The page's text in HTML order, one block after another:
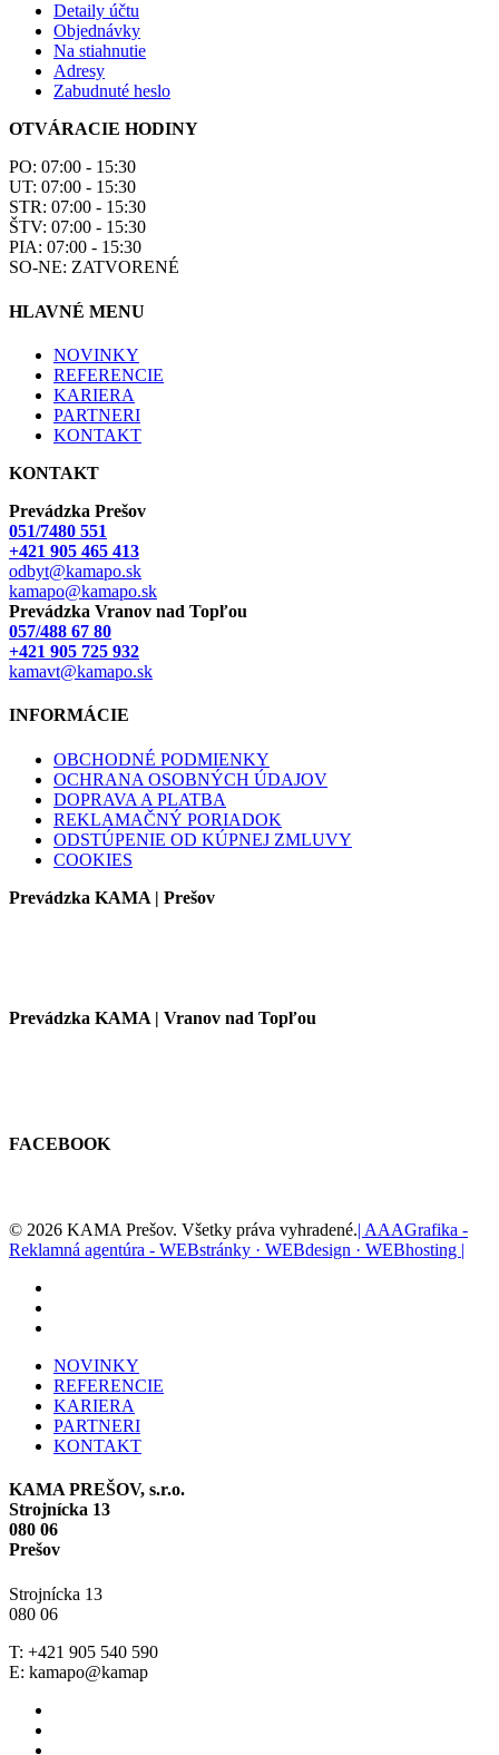
Detaily účtu
Objednávky
Na stiahnutie
Adresy
Zabudnuté heslo
OTVÁRACIE HODINY
PO: 07:00 - 15:30
UT: 07:00 - 15:30
STR: 07:00 - 15:30
ŠTV: 07:00 - 15:30
PIA: 07:00 - 15:30
SO-NE: ZATVORENÉ
HLAVNÉ MENU
NOVINKY
REFERENCIE
KARIERA
PARTNERI
KONTAKT
KONTAKT
Prevádzka Prešov
051/7480 551
+421 905 465 413
odbyt@kamapo.sk
kamapo@kamapo.sk
Prevádzka Vranov nad Topľou
057/488 67 80
+421 905 725 932
kamavt@kamapo.sk
INFORMÁCIE
OBCHODNÉ PODMIENKY
OCHRANA OSOBNÝCH ÚDAJOV
DOPRAVA A PLATBA
REKLAMAČNÝ PORIADOK
ODSTÚPENIE OD KÚPNEJ ZMLUVY
COOKIES
Prevádzka KAMA | Prešov
Prevádzka KAMA | Vranov nad Topľou
FACEBOOK
© 2026 KAMA Prešov. Všetky práva vyhradené.| AAAGrafika -
Reklamná agentúra - WEBstránky · WEBdesign · WEBhosting |
Close
Menu
NOVINKY
REFERENCIE
KARIERA
PARTNERI
KONTAKT
KAMA PREŠOV, s.r.o.
Strojnícka 13
080 06
Prešov
Strojnícka 13
080 06
T: +421 905 540 590
E: kamapo@kamap